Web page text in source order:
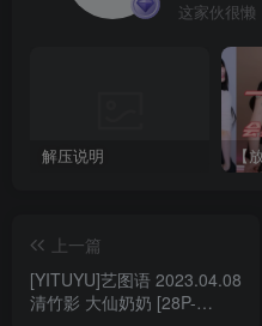
这家伙很懒
解压说明
上一篇
[YITUYU]艺图语 2023.04.08
清竹影 大仙奶奶 [28P-